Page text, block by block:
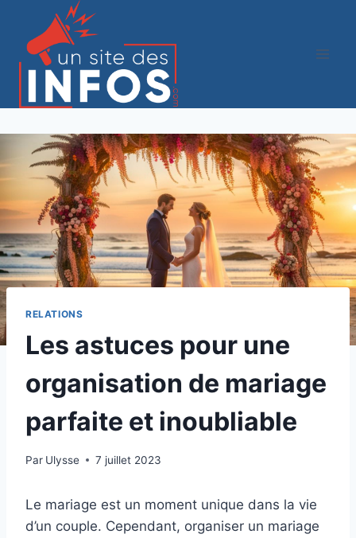
contenu
RELATIONS
Les astuces pour une
organisation de mariage
parfaite et inoubliable
Par Ulysse 7 juillet 2023
Le mariage est un moment unique dans la vie
d’un couple. Cependant, organiser un mariage